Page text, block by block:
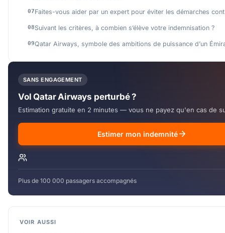
Faites-vous aider par un expert pour éviter les démarches
Suivant les critères, à combien s’élève votre indemnisation ?
Qatar Airways, symbole des ambitions de puissance d’un
SANS ENGAGEMENT
Vol Qatar Airways perturbé ?
Estimation gratuite en 2 minutes — vous ne payez qu'en cas de
Estimer mon indemnité
Plus de 100 000 passagers accompagnés
VOIR AUSSI